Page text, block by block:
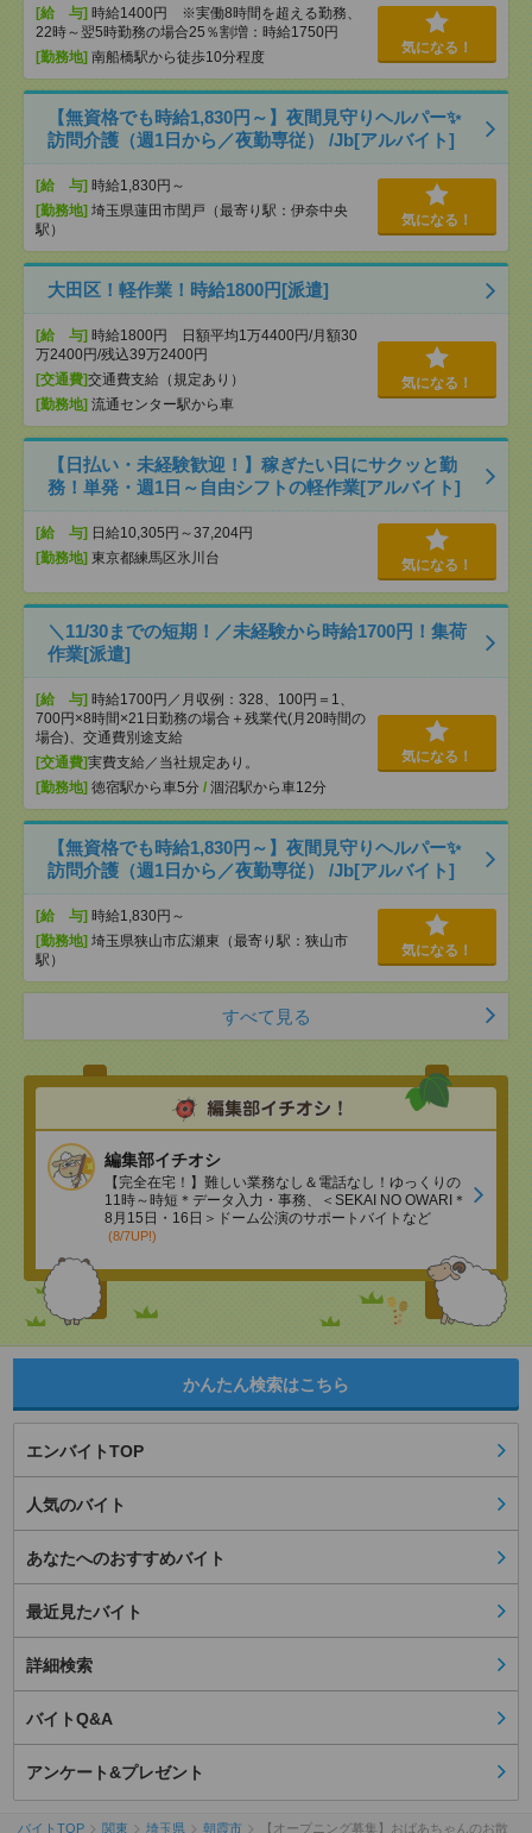
[給 与] 時給1400円 ※実働8時間を超える勤務、
22時～翌5時勤務の場合25％割増：時給1750円
[勤務地] 南船橋駅から徒歩10分程度
気になる！
【無資格でも時給1,830円～】夜間見守りヘルパー✨
訪問介護（週1日から／夜勤専従） /Jb[アルバイト]
[給 与] 時給1,830円～
[勤務地] 埼玉県蓮田市閏戸（最寄り駅：伊奈中央
駅）
気になる！
大田区！軽作業！時給1800円[派遣]
[給 与] 時給1800円 日額平均1万4400円/月額30
万2400円/残込39万2400円
[交通費]交通費支給（規定あり）
[勤務地] 流通センター駅から車
気になる！
【日払い・未経験歓迎！】稼ぎたい日にサクッと勤
務！単発・週1日～自由シフトの軽作業[アルバイト]
[給 与] 日給10,305円～37,204円
[勤務地] 東京都練馬区氷川台 気になる！
＼11/30までの短期！／未経験から時給1700円！集荷
作業[派遣]
[給 与] 時給1700円／月収例：328、100円＝1、
700円×8時間×21日勤務の場合＋残業代(月20時間の
場合)、交通費別途支給
[交通費]実費支給／当社規定あり。
[勤務地] 徳宿駅から車5分 / 涸沼駅から車12分
気になる！
【無資格でも時給1,830円～】夜間見守りヘルパー✨
訪問介護（週1日から／夜勤専従） /Jb[アルバイト]
[給 与] 時給1,830円～
[勤務地] 埼玉県狭山市広瀬東（最寄り駅：狭山市
駅）
気になる！
すべて見る
編集部イチオシ
【完全在宅！】難しい業務なし＆電話なし！ゆっくりの
11時～時短＊データ入力・事務、＜SEKAI NO OWARI＊
8月15日・16日＞ドーム公演のサポートバイトなど
(8/7UP!)
かんたん検索はこちら
エンバイトTOP
人気のバイト
あなたへのおすすめバイト
最近見たバイト
詳細検索
バイトQ&A
アンケート&プレゼント
バイトTOP 関東 埼玉県 朝霞市 【オープニング募集】おばあちゃんのお散